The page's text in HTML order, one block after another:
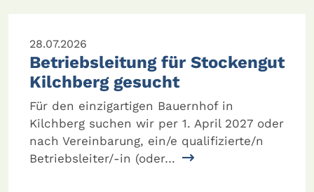
28.07.2026
Betriebsleitung für Stockengut
Kilchberg gesucht
Für den einzigartigen Bauernhof in
Kilchberg suchen wir per 1. April 2027 oder
nach Vereinbarung, ein/e qualifizierte/n
Betriebsleiter/-in (oder…